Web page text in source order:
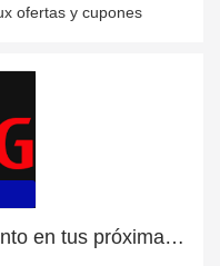
ofertas y cupones
Consigue un 4% de descuento en tus próximas compras en AEG Shop Electrolux